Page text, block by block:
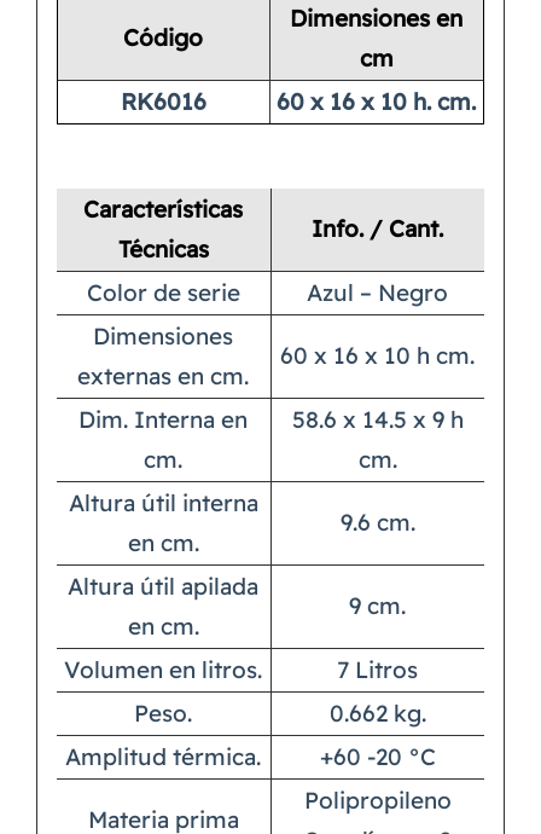
Código
Dimensiones en
cm
RK6016
60 x 16 x 10 h. cm.
Características
Técnicas
Info. / Cant.
Color de serie
Azul – Negro
Dimensiones
externas en cm.
60 x 16 x 10 h cm.
Dim. Interna en
cm.
58.6 x 14.5 x 9 h
cm.
Altura útil interna
en cm.
9.6 cm.
Altura útil apilada
en cm.
9 cm.
Volumen en litros.
7 Litros
Peso.
0.662 kg.
Amplitud térmica.
+60 -20 °C
Materia prima
Polipropileno